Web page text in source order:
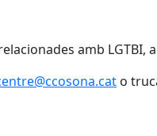
amb LGTBI,
@ccosona.cat o